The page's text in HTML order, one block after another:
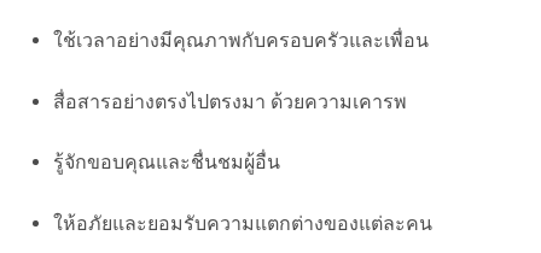
ใช้เวลาอย่างมีคุณภาพกับครอบครัวและเพื่อน
สื่อสารอย่างตรงไปตรงมา ด้วยความเคารพ
รู้จักขอบคุณและชื่นชมผู้อื่น
ให้อภัยและยอมรับความแตกต่างของแต่ละคน